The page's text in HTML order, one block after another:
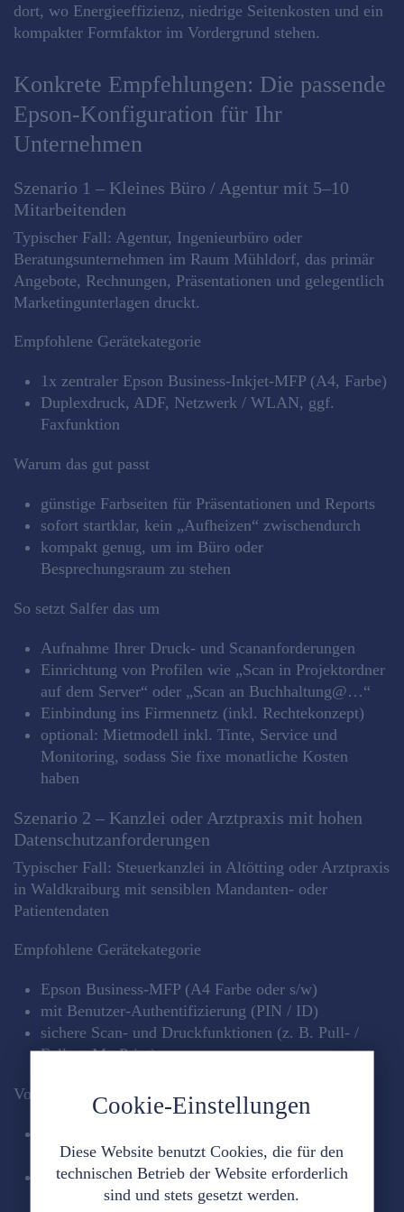
dort, wo Energieeffizienz, niedrige Seitenkosten und ein
kompakter Formfaktor im Vordergrund stehen.
Konkrete Empfehlungen: Die passende
Epson‑Konfiguration für Ihr
Unternehmen
Szenario 1 – Kleines Büro / Agentur mit 5–10
Mitarbeitenden
Typischer Fall: Agentur, Ingenieurbüro oder
Beratungsunternehmen im Raum Mühldorf, das primär
Angebote, Rechnungen, Präsentationen und gelegentlich
Marketingunterlagen druckt.
Empfohlene Gerätekategorie
1x zentraler Epson Business‑Inkjet‑MFP (A4, Farbe)
Duplexdruck, ADF, Netzwerk / WLAN, ggf.
Faxfunktion
Warum das gut passt
günstige Farbseiten für Präsentationen und Reports
sofort startklar, kein „Aufheizen“ zwischendurch
kompakt genug, um im Büro oder
Besprechungsraum zu stehen
So setzt Salfer das um
Aufnahme Ihrer Druck‑ und Scananforderungen
Einrichtung von Profilen wie „Scan in Projektordner
auf dem Server“ oder „Scan an Buchhaltung@…“
Einbindung ins Firmennetz (inkl. Rechtekonzept)
optional: Mietmodell inkl. Tinte, Service und
Monitoring, sodass Sie fixe monatliche Kosten
haben
Szenario 2 – Kanzlei oder Arztpraxis mit hohen
Datenschutzanforderungen
Typischer Fall: Steuerkanzlei in Altötting oder Arztpraxis
in Waldkraiburg mit sensiblen Mandanten‑ oder
Patientendaten
Empfohlene Gerätekategorie
Epson Business‑MFP (A4 Farbe oder s/w)
mit Benutzer‑Authentifizierung (PIN / ID)
sichere Scan‑ und Druckfunktionen (z. B. Pull‑ /
Follow‑Me‑Print)
Vorteile
freigegeben
vertrauliche Dokumente bleiben nicht im
Ausgabefach liegen
Cookie-Einstellungen
Diese Website benutzt Cookies, die für den
technischen Betrieb der Website erforderlich
sind und stets gesetzt werden.